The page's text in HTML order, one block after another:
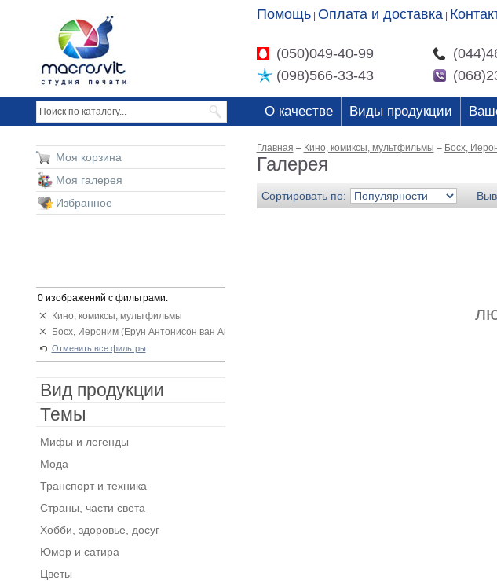
Помощь Оплата и доставка
(050)049-40-99
(098)566-33-43
О качестве Виды продукции
Главная – Кино, комиксы, мультфильмы – Босх,
Галерея
Сортировать по:
Моя корзина
Моя галерея
Избранное
0 изображений с фильтрами:
Кино, комиксы, мультфильмы
Босх, Иероним (Ерун Антонисон ван Акен)
Отменить все фильтры
Вид продукции
Темы
Мифы и легенды
Мода
Транспорт и техника
Страны, части света
Хобби, здоровье, досуг
Юмор и сатира
Цветы